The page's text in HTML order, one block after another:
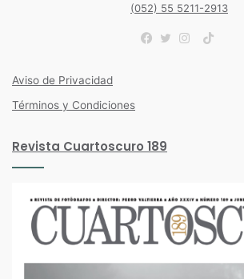
(052) 55 5211-2913
TikTok
Aviso de Privacidad
Términos y Condiciones
Revista Cuartoscuro 189